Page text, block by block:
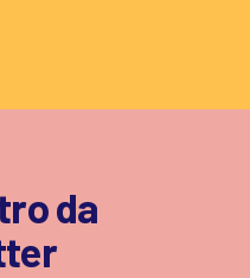
da